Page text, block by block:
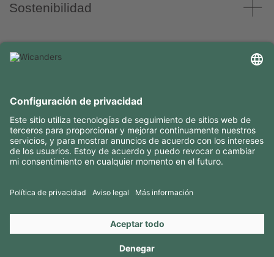
Sostenibilidad
RECURSOS
CONTACTOS
SÍGANOS EN
Copyright 2026 © Amorim Cork Solutions. All rights reserved.